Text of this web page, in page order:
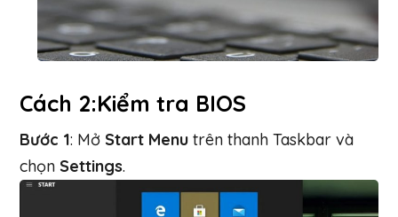
Cách 2:Kiểm tra BIOS
Bước 1: Mở Start Menu trên thanh Taskbar và
chọn Settings.